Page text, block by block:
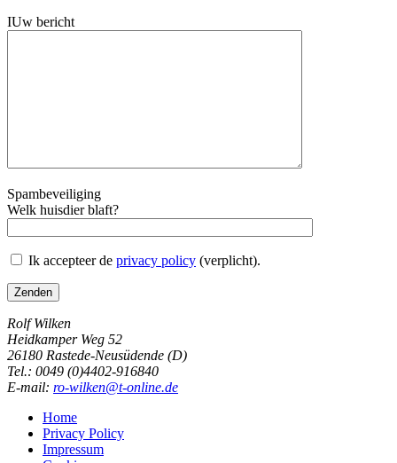
IUw bericht
Spambeveiliging
Welk huisdier blaft?
Ik accepteer de privacy policy (verplicht).
Rolf Wilken
Heidkamper Weg 52
26180 Rastede-Neusüdende (D)
Tel.: 0049 (0)4402-916840
E-mail: ro-wilken@t-online.de
Home
Privacy Policy
Impressum